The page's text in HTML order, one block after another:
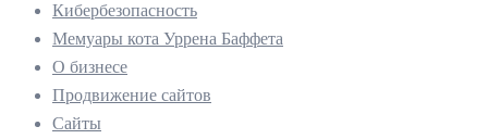
Кибербезопасность
Мемуары кота Уррена Баффета
О бизнесе
Продвижение сайтов
Сайты